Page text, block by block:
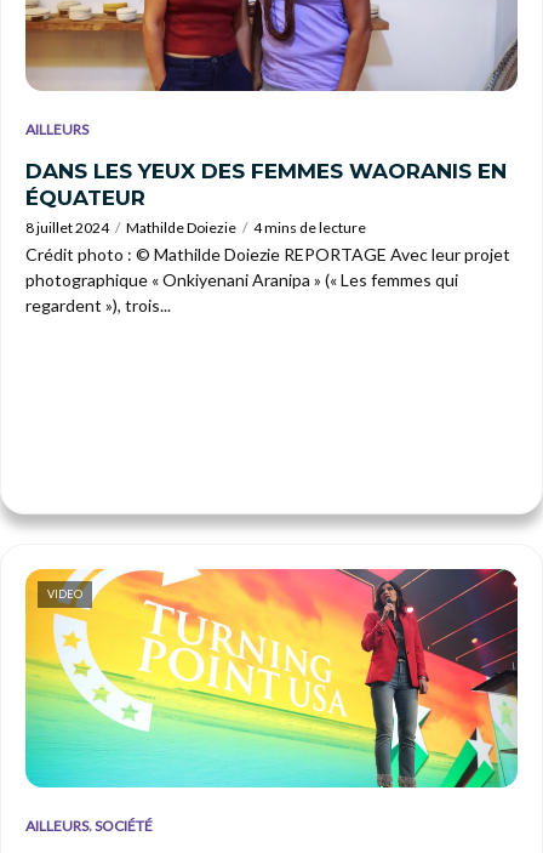
AILLEURS
DANS LES YEUX DES FEMMES WAORANIS EN
ÉQUATEUR
8 juillet 2024 Mathilde Doiezie 4 mins de lecture
Crédit photo : © Mathilde Doiezie REPORTAGE Avec leur projet
photographique « Onkiyenani Aranipa » (« Les femmes qui
regardent »), trois...
VIDEO
AILLEURS,SOCIÉTÉ